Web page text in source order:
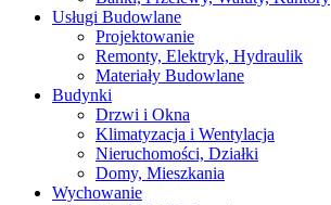
Usługi Budowlane
Projektowanie
Remonty, Elektryk, Hydraulik
Materiały Budowlane
Budynki
Drzwi i Okna
Klimatyzacja i Wentylacja
Nieruchomości, Działki
Domy, Mieszkania
Wychowanie